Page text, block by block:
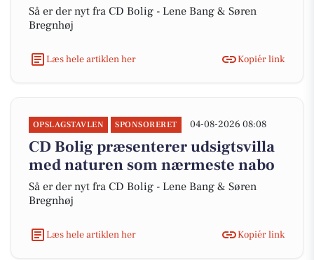
Så er der nyt fra CD Bolig - Lene Bang & Søren
Bregnhøj
Læs hele artiklen her Kopiér link
OPSLAGSTAVLEN SPONSORERET 04-08-2026 08:08
CD Bolig præsenterer udsigtsvilla
med naturen som nærmeste nabo
Så er der nyt fra CD Bolig - Lene Bang & Søren
Bregnhøj
Læs hele artiklen her Kopiér link